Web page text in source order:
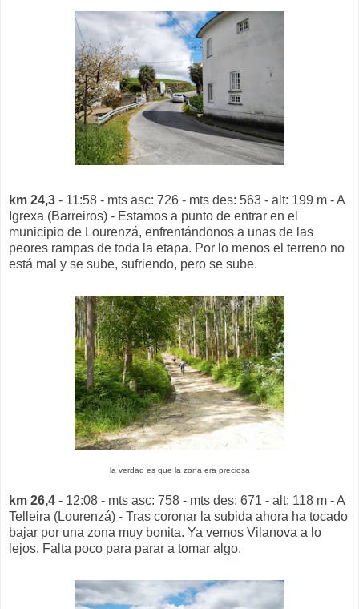
km 24,3 - 11:58 - mts asc: 726 - mts des: 563 - alt: 199 m - A
Igrexa (Barreiros) - Estamos a punto de entrar en el
municipio de Lourenzá, enfrentándonos a unas de las
peores rampas de toda la etapa. Por lo menos el terreno no
está mal y se sube, sufriendo, pero se sube.
la verdad es que la zona era preciosa
km 26,4 - 12:08 - mts asc: 758 - mts des: 671 - alt: 118 m - A
Telleira (Lourenzá) - Tras coronar la subida ahora ha tocado
bajar por una zona muy bonita. Ya vemos Vilanova a lo
lejos. Falta poco para parar a tomar algo.